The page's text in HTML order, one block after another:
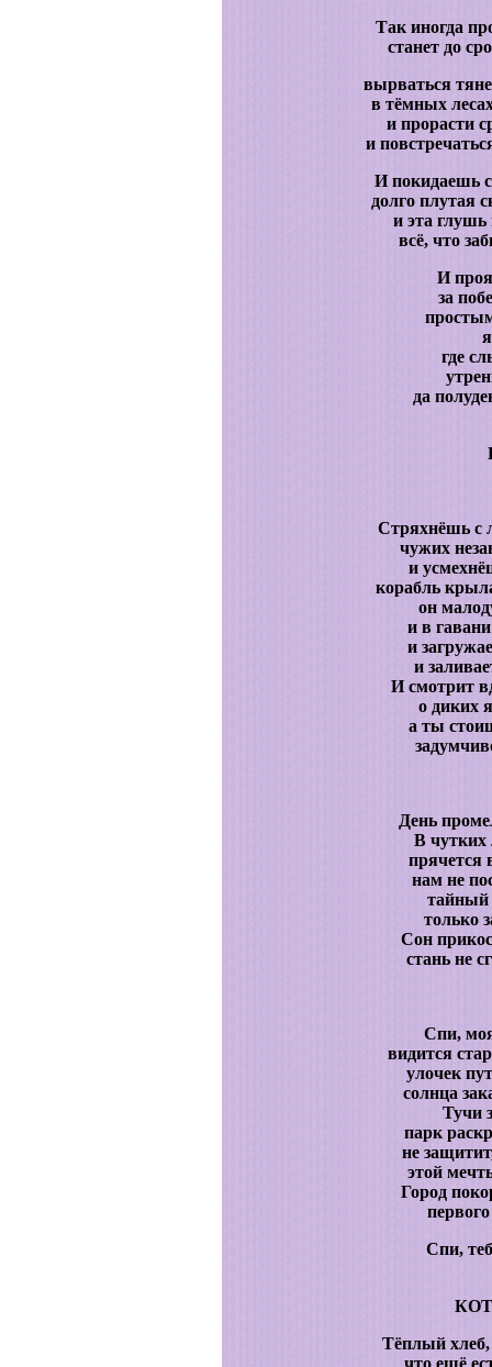
Так иногда
станет до
вырваться
в тёмных
и прорасти
и
И покидаешь
долго плутая
и эта глушь
всё, что
И
за
где
да
Стряхнёшь с
чужих
и
корабль
он
и в
и
и
И смотрит
о диких
а ты
День
В чутких
прячется
нам не
тайный
только
Сон
стань не
Спи,
видится
улочек
солнца
Тучи
парк
не
этой
Город
Спи,
Тёплый
что ещё